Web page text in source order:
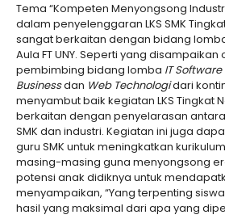
Tema “Kompeten Menyongsong
dalam penyelenggaran LKS SMK
sangat berkaitan dengan bidang
Aula FT UNY. Seperti yang
pembimbing bidang lomba IT
Businessdan Web Technologidari
menyambut baik kegiatan LKS Tingkat
berkaitan dengan penyelarasan
SMK dan industri. Kegiatan ini juga
guru SMK untuk meningkatkan
masing-masing guna menyongsong
potensi anak didiknya untuk
menyampaikan, “Yang terpenting
hasil yang maksimal dari apa yang